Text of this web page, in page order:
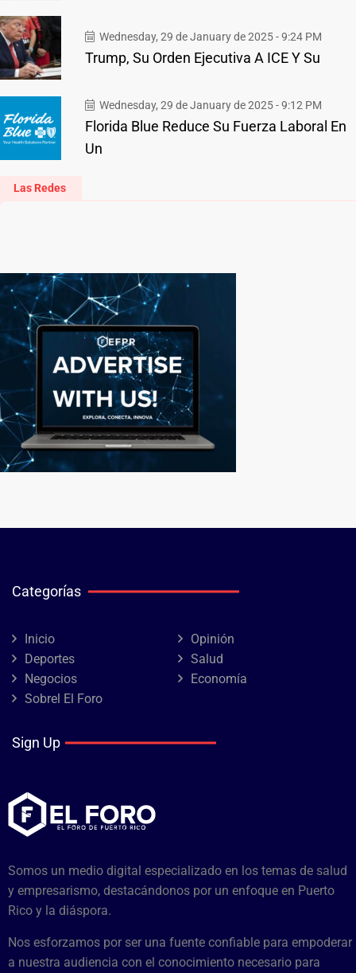
Wednesday, 29 de January de 2025 - 9:24 PM
Trump, Su Orden Ejecutiva A ICE Y Su
Wednesday, 29 de January de 2025 - 9:12 PM
Florida Blue Reduce Su Fuerza Laboral En
Un
Las Redes
Categorías
Inicio
Opinión
Deportes
Salud
Negocios
Economía
Sobrel El Foro
Sign Up
Somos un medio digital especializado en los temas de salud
y empresarismo, destacándonos por un enfoque en Puerto
Rico y la diáspora.
Nos esforzamos por ser una fuente confiable para empoderar
a nuestra audiencia con el conocimiento necesario para